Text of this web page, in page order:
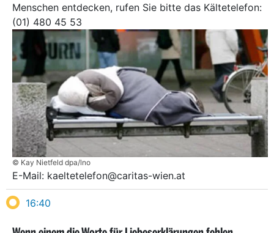
Menschen entdecken, rufen Sie bitte das Kältetelefon:
(01) 480 45 53
© Kay Nietfeld dpa/lno
E-Mail: kaeltetelefon@caritas-wien.at
16:40